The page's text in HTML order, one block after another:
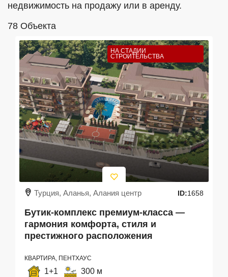
недвижимость на продажу или в аренду.
78 Oбъекта
НА СТАДИИ
СТРОИТЕЛЬСТВА
Турция, Аланья, Алания центр ID:1658
Бутик-комплекс премиум-класса —
гармония комфорта, стиля и
престижного расположения
КВАРТИРА, ПЕНТХАУС
1+1 300 м